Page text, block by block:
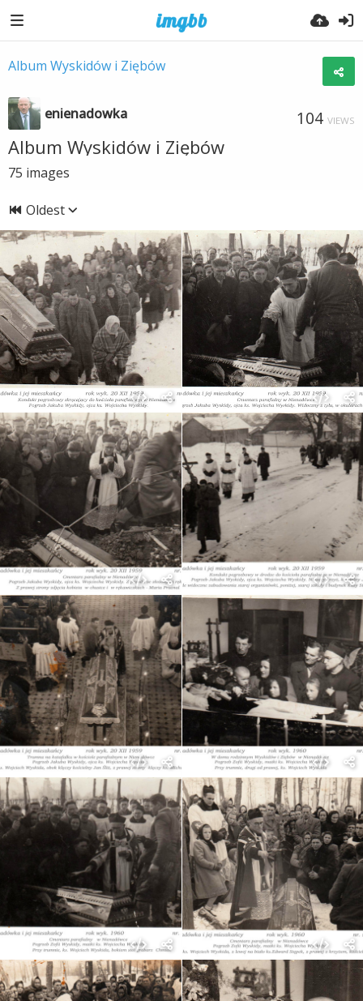
Album Wyskidów i Ziębów
enienadowka 104 VIEWS
Album Wyskidów i Ziębów
75 images
Oldest